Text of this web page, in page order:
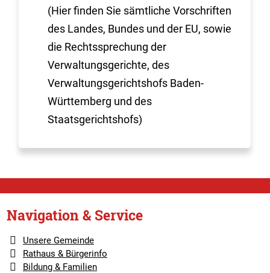
(Hier finden Sie sämtliche Vorschriften
des Landes, Bundes und der EU, sowie
die Rechtssprechung der
Verwaltungsgerichte, des
Verwaltungsgerichtshofs Baden-
Württemberg und des
Staatsgerichtshofs)
Navigation & Service
Unsere Gemeinde
Rathaus & Bürgerinfo
Bildung & Familien